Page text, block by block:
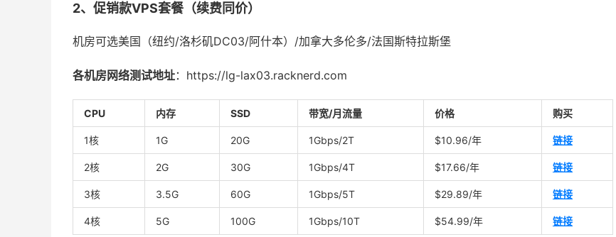
2、促销款VPS套餐（续费同价）
机房可选美国（纽约/洛杉矶DC03/阿什本）/加拿大多伦多/法国斯特拉斯堡
各机房网络测试地址：https://lg-lax03.racknerd.com
CPU 内存 SSD 带宽/月流量 价格 购买
1核 1G 20G 1Gbps/2T $10.96/年 链接
2核 2G 30G 1Gbps/4T $17.66/年 链接
3核 3.5G 60G 1Gbps/5T $29.89/年 链接
4核 5G 100G 1Gbps/10T $54.99/年 链接